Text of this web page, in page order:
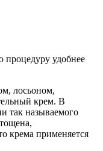
удобнее
лосьоном,
крем. В
так называемого
крема применяется